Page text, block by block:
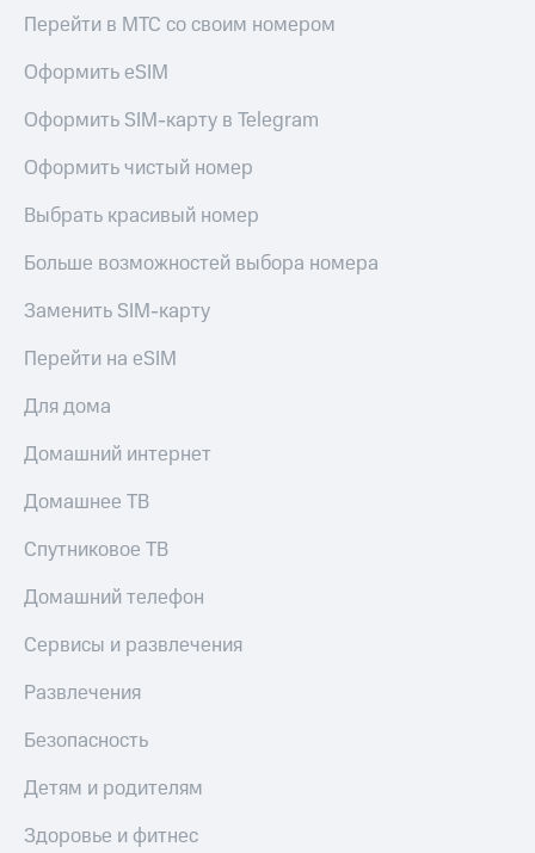
Перейти в МТС со своим номером
Оформить eSIM
Оформить SIM-карту в Telegram
Оформить чистый номер
Выбрать красивый номер
Больше возможностей выбора номера
Заменить SIM-карту
Перейти на eSIM
Для дома
Домашний интернет
Домашнее ТВ
Спутниковое ТВ
Домашний телефон
Сервисы и развлечения
Развлечения
Безопасность
Детям и родителям
Здоровье и фитнес